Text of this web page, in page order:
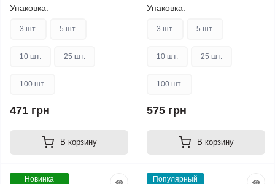
Упаковка:
3 шт. 5 шт.
10 шт. 25 шт.
100 шт.
471 грн
В корзину
Упаковка:
3 шт. 5 шт.
10 шт. 25 шт.
100 шт.
575 грн
В корзину
Новинка Популярный